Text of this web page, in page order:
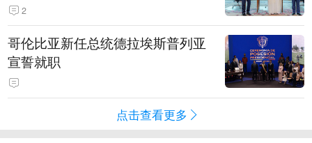
2
哥伦比亚新任总统德拉埃斯普列亚
宣誓就职
点击查看更多